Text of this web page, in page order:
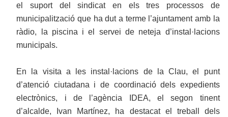
el suport del sindicat en els tres processos de
municipalització que ha dut a terme l’ajuntament amb la
ràdio, la piscina i el servei de neteja d’instal·lacions
municipals.
En la visita a les instal·lacions de la Clau, el punt
d’atenció ciutadana i de coordinació dels expedients
electrònics, i de l’agència IDEA, el segon tinent
d’alcalde, Ivan Martínez, ha destacat el treball dels